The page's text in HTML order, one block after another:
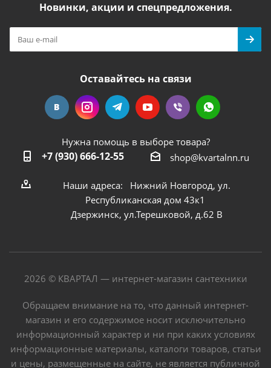
Новинки, акции и спецпредложения.
Оставайтесь на связи
Нужна помощь в выборе товара?
+7 (930) 666-12-55 shop@kvartalnn.ru
Наши адреса: Нижний Новгород, ул.
Республиканская дом 43к1
Дзержинск, ул.Терешковой, д.62 В
2026 © КВАРТАЛ — интернет-магазин сантехники
Обращаем внимание на то, что данный интернет-
магазин и его содержимое носит исключительно
информационный характер и ни при каких условиях
информационные материалы, каталоги товаров, статьи
и цены, размещенные на сайте, не является публичной